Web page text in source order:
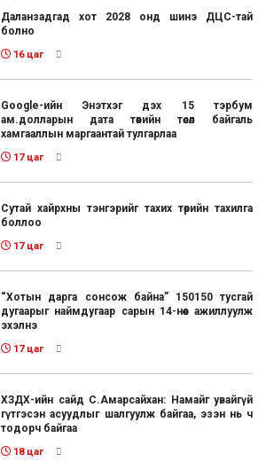
Даланзадгад хот 2028 онд шинэ ДЦС-тай
болно
16 цаг
Google-ийн Энэтхэг дэх 15 тэрбум
ам.долларын дата төвийн төсөл байгаль
хамгааллын маргаантай тулгарлаа
17 цаг
Сутай хайрхны тэнгэрийг тахих төрийн тахилга
боллоо
17 цаг
“Хотын дарга сонсож байна” 150150 тусгай
дугаарыг наймдугаар сарын 14-нөөс ажиллуулж
эхэлнэ
17 цаг
ХЗДХ-ийн сайд С.Амарсайхан: Намайг увайгүй
гүтгэсэн асуудлыг шалгуулж байгаа, эзэн нь ч
тодорч байгаа
18 цаг